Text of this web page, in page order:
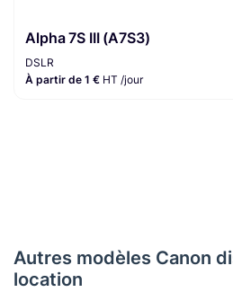
Alpha 7S III (A7S3)
DSLR
À partir de 1 € HT /jour
Autres modèles Canon
location